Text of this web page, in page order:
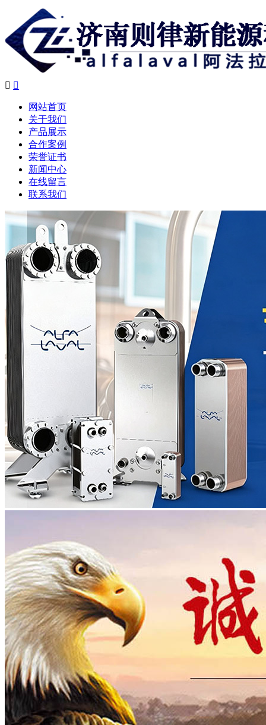
 
网站首页
关于我们
产品展示
合作案例
荣誉证书
新闻中心
在线留言
联系我们